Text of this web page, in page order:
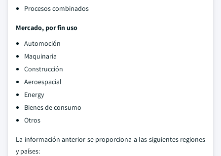
Procesos combinados
Mercado, por fin uso
Automoción
Maquinaria
Construcción
Aeroespacial
Energy
Bienes de consumo
Otros
La información anterior se proporciona a las siguientes regiones
y países: